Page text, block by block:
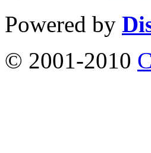
Powered by
© 2001-2010